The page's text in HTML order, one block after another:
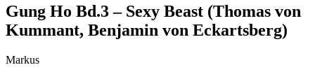
Gung Ho Bd.3 – Sexy Beast (Thomas von
Kummant, Benjamin von Eckartsberg)
Markus